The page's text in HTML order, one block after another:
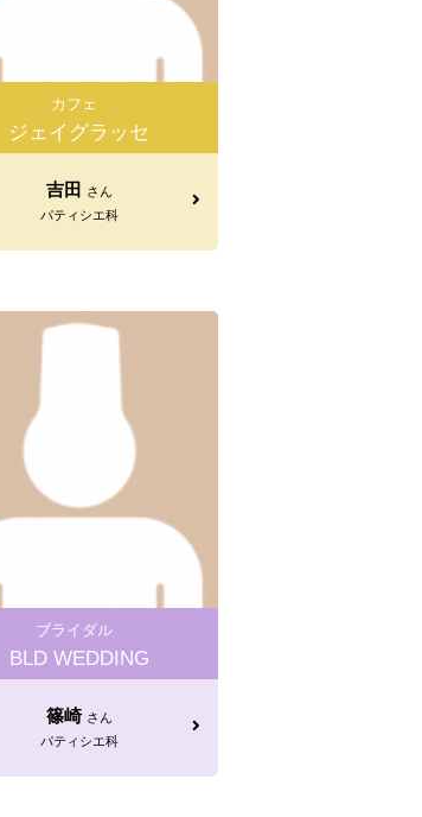
カフェ
ジェイグラッセ
吉田
さん
パティシエ科
ブライダル
BLD WEDDING
篠崎 さん
パティシエ科